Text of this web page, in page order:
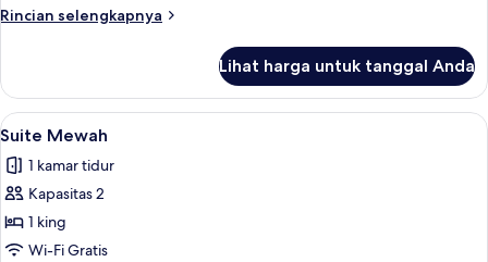
Rincian selengkapnya
Rincian
Suite
Deluks
Lihat harga untuk tanggal Anda
Lihat
semua
foto
untuk
Suite
Mewah
Suite Mewah | Seprai premium,
4
Suite Mewah
1 kamar tidur
Kapasitas 2
1 king
Wi-Fi Gratis